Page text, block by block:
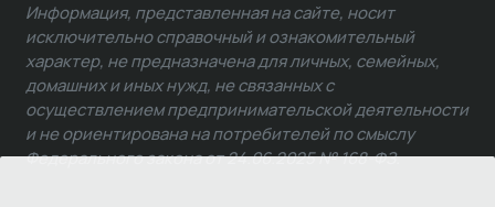
Информация, представленная на сайте, носит
исключительно справочный и ознакомительный
характер, не предназначена для личных, семейных,
домашних и иных нужд, не связанных с
осуществлением предпринимательской деятельности
и не ориентирована на потребителей по смыслу
Федерального закона от 24.06.2025 № 168-ФЗ.